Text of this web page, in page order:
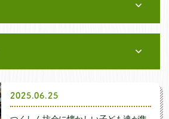
あい
2025.06.25